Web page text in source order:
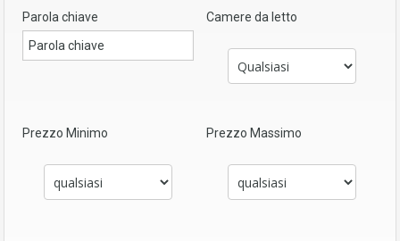
Parola chiave Camere da letto
Prezzo Minimo Prezzo Massimo